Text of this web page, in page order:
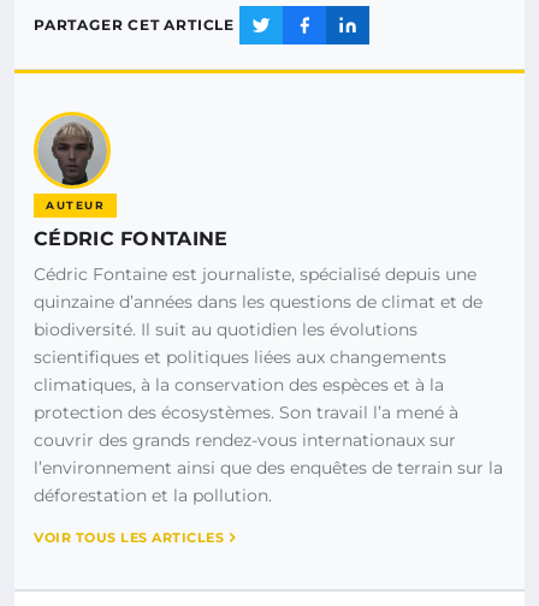
PARTAGER CET ARTICLE
AUTEUR
CÉDRIC FONTAINE
Cédric Fontaine est journaliste, spécialisé depuis une
quinzaine d’années dans les questions de climat et de
biodiversité. Il suit au quotidien les évolutions
scientifiques et politiques liées aux changements
climatiques, à la conservation des espèces et à la
protection des écosystèmes. Son travail l’a mené à
couvrir des grands rendez-vous internationaux sur
l’environnement ainsi que des enquêtes de terrain sur la
déforestation et la pollution.
VOIR TOUS LES ARTICLES